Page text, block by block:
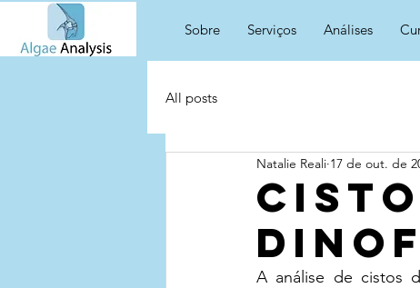
Sobre Serviços Análises
All posts
Natalie Reali 17 de out. de
A análise de cistos